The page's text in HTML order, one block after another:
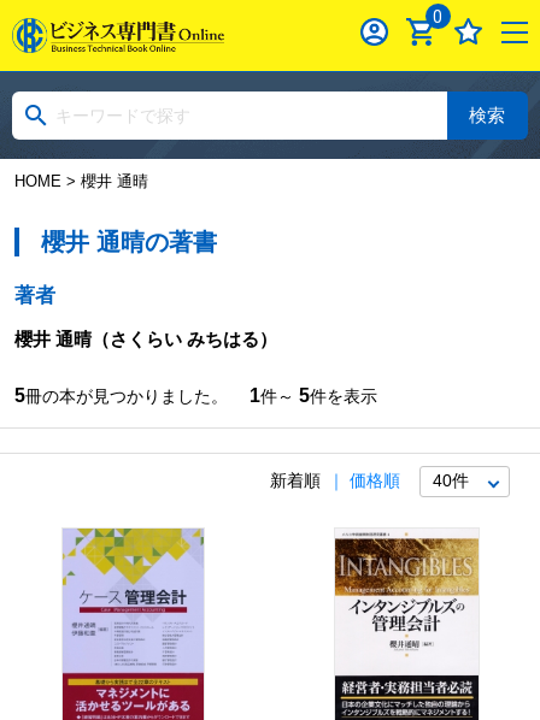
0
検索
HOME> 櫻井 通晴
櫻井 通晴の著書
著者
櫻井 通晴（さくらい みちはる）
5冊の本が見つかりました。 1件～ 5件を表示
新着順 価格順